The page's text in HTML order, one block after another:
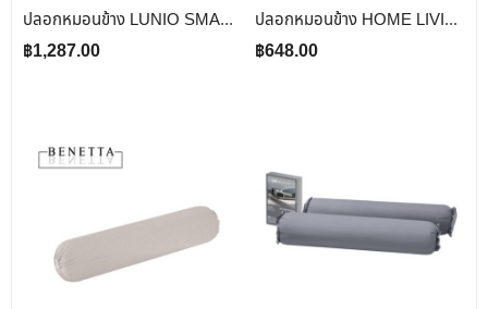
ปลอกหมอนข้าง LUNIO SMART SNOWWEAVE BOLSTER CASE AURA BEIGE สีเบจ จำนวน 2 ชิ้น
฿1,287.00
ปลอกหมอนข้าง HOME LIVING STYLE COTTON SATEEN II สี BROWN
฿648.00